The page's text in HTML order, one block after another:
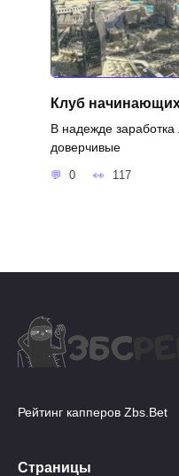
Клуб
В надежде заработка
доверчивые
0 117
Рейтинг капперов Zbs.Bet
Страницы